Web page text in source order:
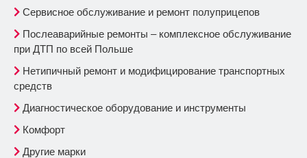
Сервисное обслуживание и ремонт полуприцепов
Послеаварийные ремонты – комплексное обслуживание
при ДТП по всей Польше
Нетипичный ремонт и модифицирование транспортных
средств
Диагностическое оборудование и инструменты
Комфорт
Другие марки